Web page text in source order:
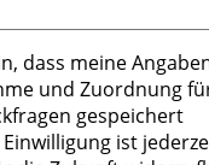
dass meine
und Zuordnung
gespeichert
ist